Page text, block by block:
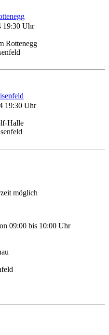
19:30 Uhr
Rottenegg
19:30 Uhr
Halle
möglich
09:00 bis 10:00 Uhr